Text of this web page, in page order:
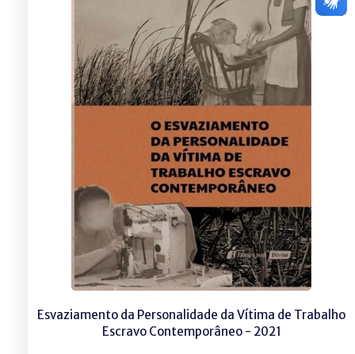
Esvaziamento da Personalidade da Vítima de Trabalho
Escravo Contemporâneo - 2021